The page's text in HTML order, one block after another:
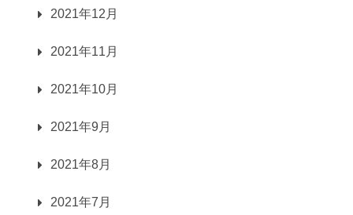
2021年12月
2021年11月
2021年10月
2021年9月
2021年8月
2021年7月